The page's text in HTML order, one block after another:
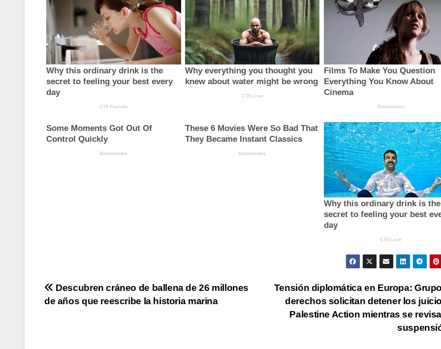
Navegación
Tensión diplomática en Europa:
derechos solicitan detener los
Palestine Action mientras se
Descubren cráneo de ballena de 26 millones
de años que reescribe la historia marina